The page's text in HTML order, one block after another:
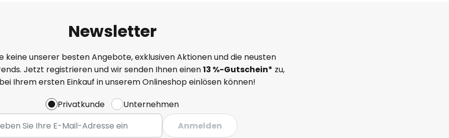
Newsletter
keine unserer besten Angebote, exklusiven Aktionen und die neusten
Jetzt registrieren und wir senden Ihnen einen13 %-Gutschein* zu,
Ihrem ersten Einkauf in unserem Onlineshop einlösen können!
Privatkunde
Unternehmen
Anmelden